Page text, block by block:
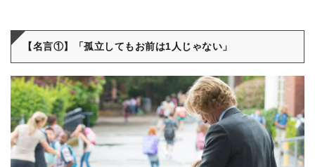
【名言①】「孤立してもお前は1人じゃない」